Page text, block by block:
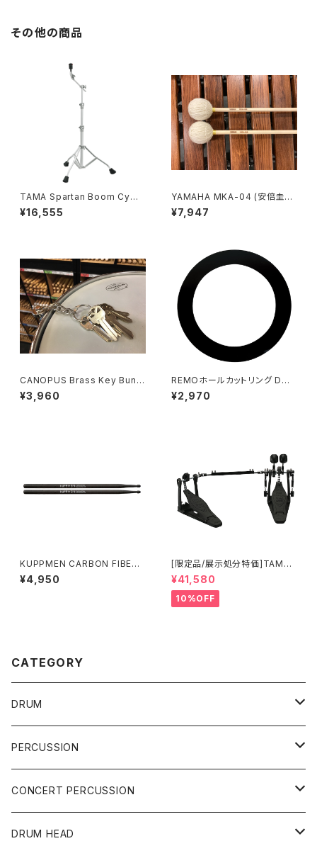
その他の商品
TAMA Spartan Boom Cymb
al Stand HC73BS
¥16,555
YAMAHA MKA-04 (安倍圭子
モデル) マリンバ マレット MK
A04
¥7,947
CANOPUS Brass Key Bundl
e Muffler KM-1 柏倉隆史 共
同開発
¥3,960
REMOホールカットリング DM-
5 (ブラック)
¥2,970
KUPPMEN CARBON FIBER
DRUMSTICKS CFDS5B
¥4,950
[限定品/展示処分特価]TAMA I
RON COBRA 600 Pedal DA
RK SHADOW Edition Twin
Pedal HP600DTWMB
¥41,580
10%OFF
CATEGORY
DRUM
DRUM SET
YAMAHA
PEARL
SNARE
TAMA
CYMBAL
PERCUSSION
CAJON
CONGA
CONCERT PERCUSSION
CONCERT SNARE
DRUM HEAD